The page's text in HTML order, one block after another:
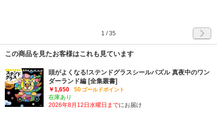
1 /35
この商品を見たお客様はこれも見ています
頭がよくなる!ステンドグラスシールパズル 真夜中のワン
ダーランド編 [全集叢書]
￥1,650 50 ゴールドポイント
在庫あり
2026年8月12日水曜日までにお届け